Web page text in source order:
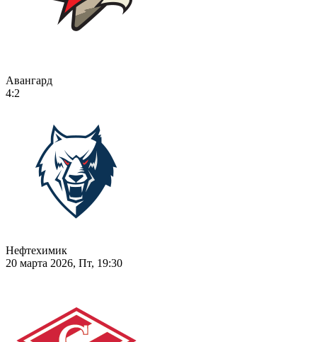
Авангард
4:2
Нефтехимик
20 марта 2026, Пт, 19:30